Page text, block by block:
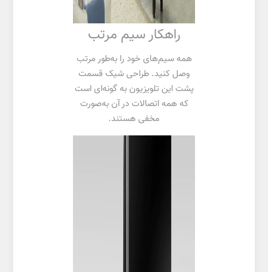
راهکار سیم مرتب
همه سیم‌های خود را به‌طور مرتب
وصل کنید. طراحی شیک قسمت
پشت این تلویزیون به گونه‌ای است
که همه اتصالات در آن به‌صورت
مخفی هستند.